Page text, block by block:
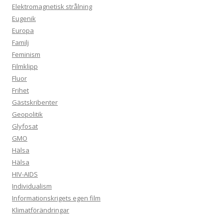
Elektromagnetisk strålning
Eugenik
Europa
Familj
Feminism
Filmklipp
Fluor
Frihet
Gästskribenter
Geopolitik
Glyfosat
GMO
Hälsa
Hälsa
HIV-AIDS
Individualism
Informationskrigets egen film
Klimatförändringar